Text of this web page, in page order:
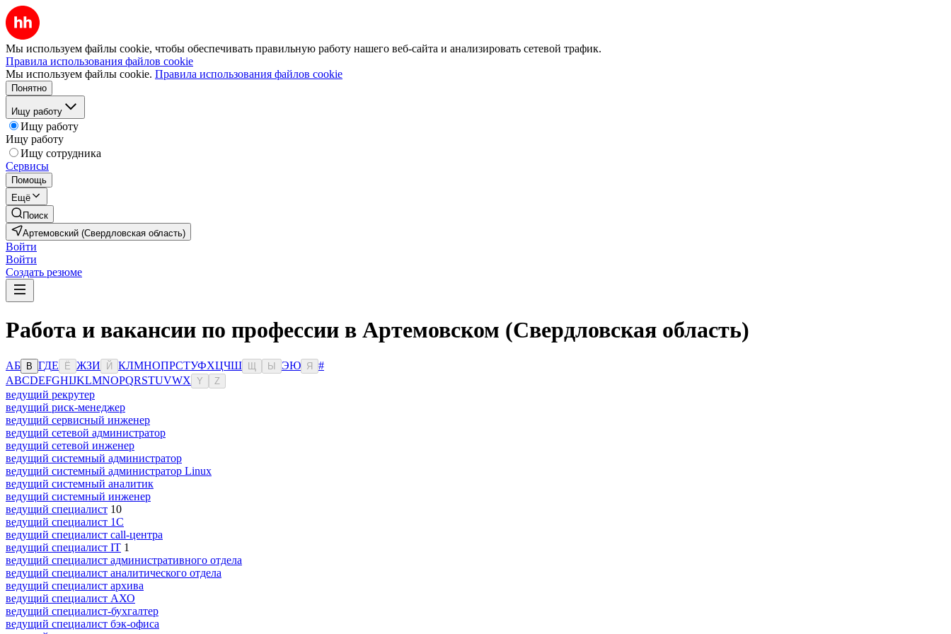
Мы используем файлы cookie, чтобы обеспечивать правильную работу нашего веб-сайта и анализировать сетевой трафик.
Правила использования файлов cookie
Мы используем файлы cookie. Правила использования файлов cookie
Понятно
Ищу работу
Ищу работу
Ищу работу
Ищу сотрудника
Сервисы
Помощь
Ещё
Поиск
Артемовский (Свердловская область)
Войти
Войти
Создать резюме
Работа и вакансии по профессии в Артемовском (Свердловская область)
АБ В ГДЕ Ё ЖЗИ Й КЛМНОПРСТУФХЦЧШ Ы ЭЮ Я
#
ABCDEFGHIJKLMNOPQRSTUVWX Y Z
ведущий рекрутер
ведущий риск-менеджер
ведущий сервисный инженер
ведущий сетевой администратор
ведущий сетевой инженер
ведущий системный администратор
ведущий системный администратор Linux
ведущий системный аналитик
ведущий системный инженер
ведущий специалист 10
ведущий специалист 1С
ведущий специалист call-центра
ведущий специалист IT 1
ведущий специалист административного отдела
ведущий специалист аналитического отдела
ведущий специалист архива
ведущий специалист АХО
ведущий специалист-бухгалтер
ведущий специалист бэк-офиса